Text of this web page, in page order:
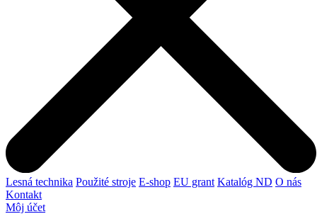
Lesná technika Použité stroje E-shop EU grant Katalóg ND O nás
Kontakt
Môj účet